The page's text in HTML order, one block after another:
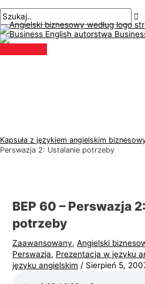
do
treści
główne
Kapsuła z językiem angielskim
Perswazja 2: Ustalanie potrzeby
BEP 60 – Perswazja
potrzeby
Zaawansowany,Angielski
Perswazja, Prezentacja w języku
języku angielskim / Sierpień 5,
po
wpisach
tutaj..
mail*
T
e
m
a
ę
a
a
n
g
S
z
u
k